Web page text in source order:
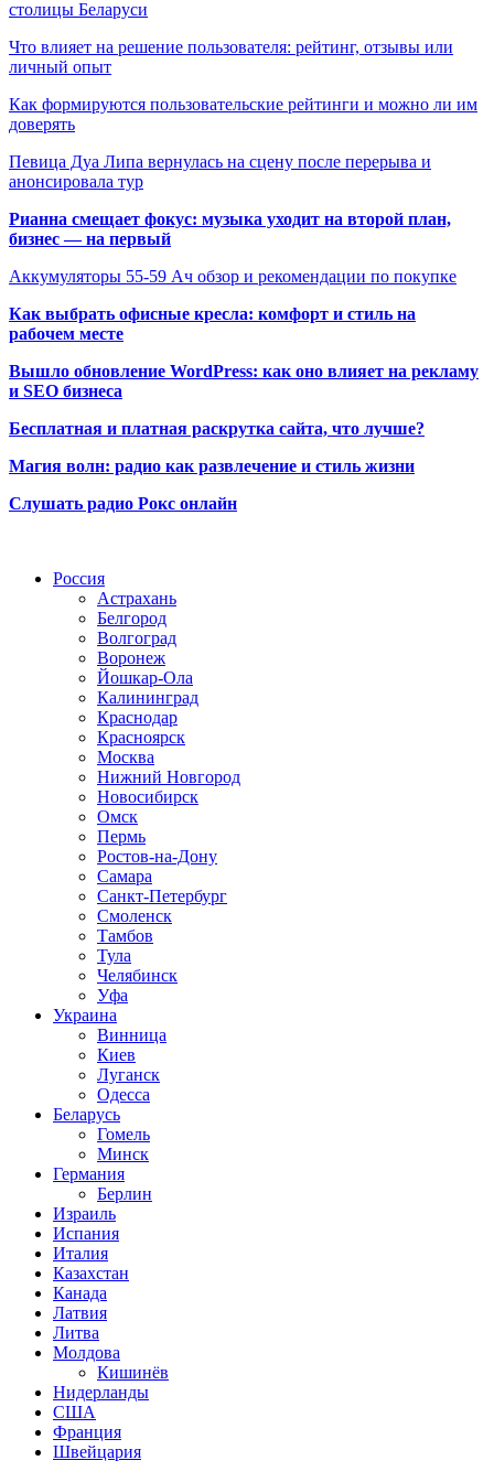
столицы Беларуси
Что влияет на решение пользователя: рейтинг, отзывы или
личный опыт
Как формируются пользовательские рейтинги и можно ли им
доверять
Певица Дуа Липа вернулась на сцену после перерыва и
анонсировала тур
Рианна смещает фокус: музыка уходит на второй план,
бизнес — на первый
Аккумуляторы 55-59 Ач обзор и рекомендации по покупке
Как выбрать офисные кресла: комфорт и стиль на
рабочем месте
Вышло обновление WordPress: как оно влияет на рекламу
и SEO бизнеса
Бесплатная и платная раскрутка сайта, что лучше?
Магия волн: радио как развлечение и стиль жизни
Слушать радио Рокс онлайн
Россия
Астрахань
Белгород
Волгоград
Воронеж
Йошкар-Ола
Калининград
Краснодар
Красноярск
Москва
Нижний Новгород
Новосибирск
Омск
Пермь
Ростов-на-Дону
Самара
Санкт-Петербург
Смоленск
Тамбов
Тула
Челябинск
Уфа
Украина
Винница
Киев
Луганск
Одесса
Беларусь
Гомель
Минск
Германия
Берлин
Израиль
Испания
Италия
Казахстан
Канада
Латвия
Литва
Молдова
Кишинёв
Нидерланды
США
Франция
Швейцария